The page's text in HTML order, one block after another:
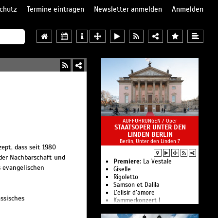
Termine eintragen Newsletter anmelden
Anmelden
dass seit 1980
Nachbarschaft und
AUFFÜHRUNGEN / Oper
STAATSOPER UNTER DEN
LINDEN BERLIN
Berlin, Unter den Linden 7
Premiere: La Vestale
Giselle
Rigoletto
Samson et Dalila
L’elisir d’amore
Kam­mer­kon­zert I
Ballettgespräch